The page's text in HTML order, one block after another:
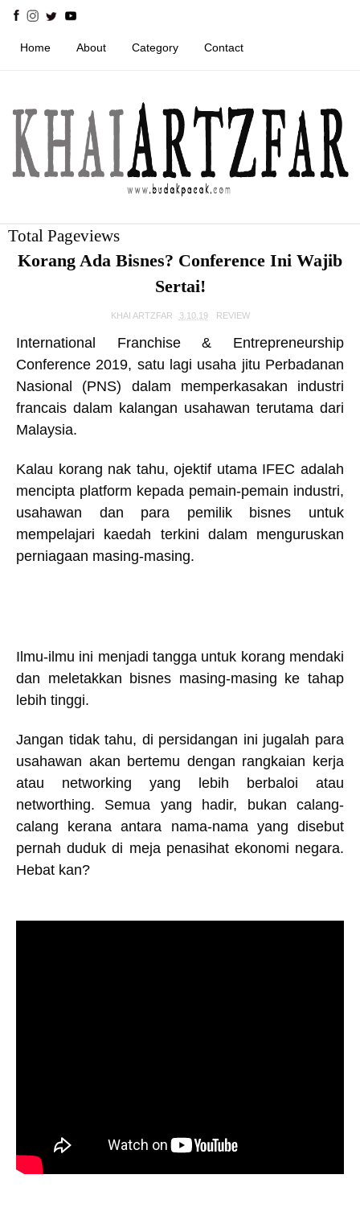
Home About Category Contact
Total Pageviews
Korang Ada Bisnes? Conference Ini Wajib
Sertai!
KHAI ARTZFAR 3.10.19 REVIEW
International Franchise & Entrepreneurship
Conference 2019, satu lagi usaha jitu Perbadanan
Nasional (PNS) dalam memperkasakan industri
francais dalam kalangan usahawan terutama dari
Malaysia.
Kalau korang nak tahu, ojektif utama IFEC adalah
mencipta platform kepada pemain-pemain industri,
usahawan dan para pemilik bisnes untuk
mempelajari kaedah terkini dalam menguruskan
perniagaan masing-masing.
Ilmu-ilmu ini menjadi tangga untuk korang mendaki
dan meletakkan bisnes masing-masing ke tahap
lebih tinggi.
Jangan tidak tahu, di persidangan ini jugalah para
usahawan akan bertemu dengan rangkaian kerja
atau networking yang lebih berbaloi atau
networthing. Semua yang hadir, bukan calang-
calang kerana antara nama-nama yang disebut
pernah duduk di meja penasihat ekonomi negara.
Hebat kan?